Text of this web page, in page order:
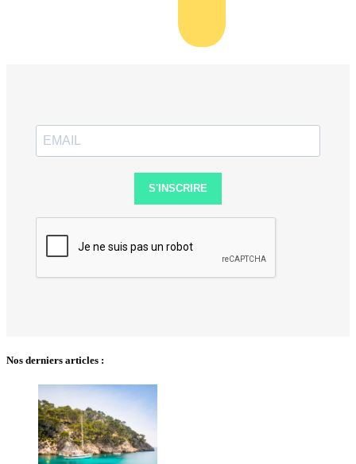
S'INSCRIRE
Nos derniers articles :